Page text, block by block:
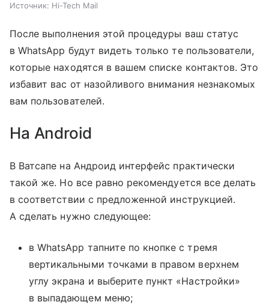
Источник: Hi-Tech Mail
После выполнения этой процедуры ваш статус
в WhatsApp будут видеть только те пользователи,
которые находятся в вашем списке контактов. Это
избавит вас от назойливого внимания незнакомых
вам пользователей.
На Android
В Ватсапе на Андроид интерфейс практически
такой же. Но все равно рекомендуется все делать
в соответствии с предложенной инструкцией.
А сделать нужно следующее:
в WhatsApp тапните по кнопке с тремя
вертикальными точками в правом верхнем
углу экрана и выберите пункт «Настройки»
в выпадающем меню;